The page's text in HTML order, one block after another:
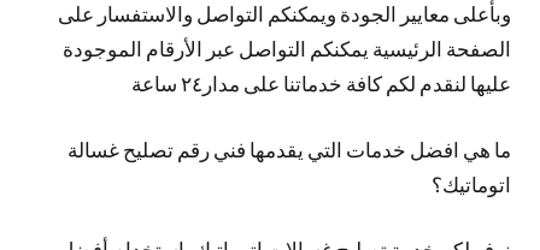
وبأعلى معايير الجودة ويمكنكم التواصل والاستفسار على
الصفحة الرئيسية يمكنكم التواصل عبر الأرقام الموجودة
عليها لنقدم لكم كافة خدماتنا على مدار٢٤ ساعة
ما هي افضل خدمات التي يقدمها فني رقم تصليح غسالة
اتوماتيك؟